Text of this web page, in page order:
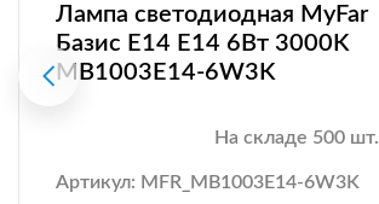
Лампа светодиодная MyFar
Базис E14 E14 6Вт 3000K
MB1003E14-6W3K
На складе 500 шт.
Артикул: MFR_MB1003E14-6W3K